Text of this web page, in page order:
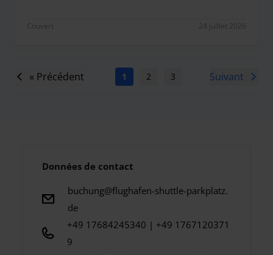
Couvert 24 juillet 2026
« Précédent 1 2 3 5
Suivant
Données de contact
buchung@flughafen-shuttle-parkplatz.
de
+49 17684245340 | +49 1767120371
9